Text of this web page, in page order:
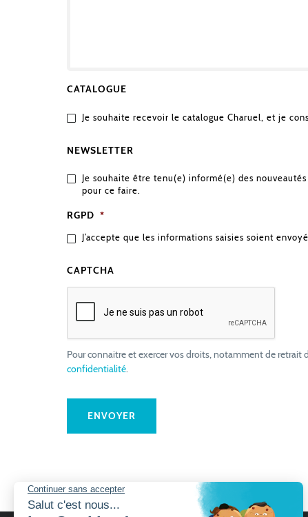
CATALOGUE
Je souhaite recevoir le catalogue Charuel, et je
NEWSLETTER
Je souhaite être tenu(e) informé(e) des
pour ce faire.
RGPD *
J’accepte que les informations saisies soient
CAPTCHA
Pour connaitre et exercer vos droits, notamment de retrait
confidentialité.